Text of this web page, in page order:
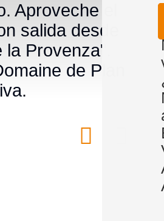
Aproveche el
salida desde
Provenza".
de Plan